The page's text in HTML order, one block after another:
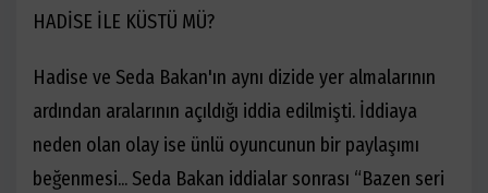
HADİSE İLE KÜSTÜ MÜ?
Hadise ve Seda Bakan'ın aynı dizide yer almalarının
ardından aralarının açıldığı iddia edilmişti. İddiaya
neden olan olay ise ünlü oyuncunun bir paylaşımı
beğenmesi... Seda Bakan iddialar sonrası “Bazen seri